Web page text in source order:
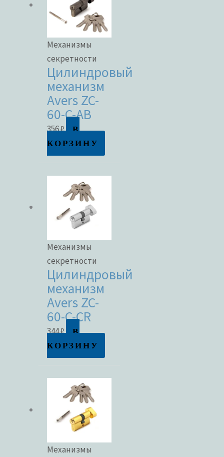
Механизмы
секретности
Цилиндровый
механизм
Avers ZC-
60-C-AB
356₽
В
КОРЗИНУ
Механизмы
секретности
Цилиндровый
механизм
Avers ZC-
60-C-CR
344₽
В
КОРЗИНУ
Механизмы